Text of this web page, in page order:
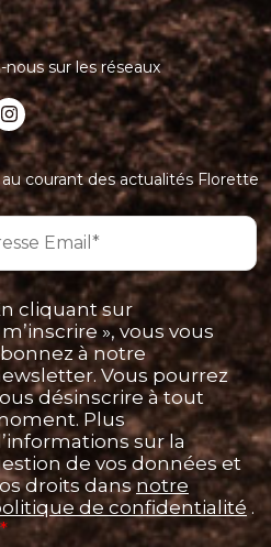
nous sur les réseaux
courant des actualités Florette
cliquant sur
m’inscrire », vous vous
à notre
Vous pourrez
désinscrire à tout
Plus
sur la
de vos données et
droits dansnotre
de confidentialité .
*